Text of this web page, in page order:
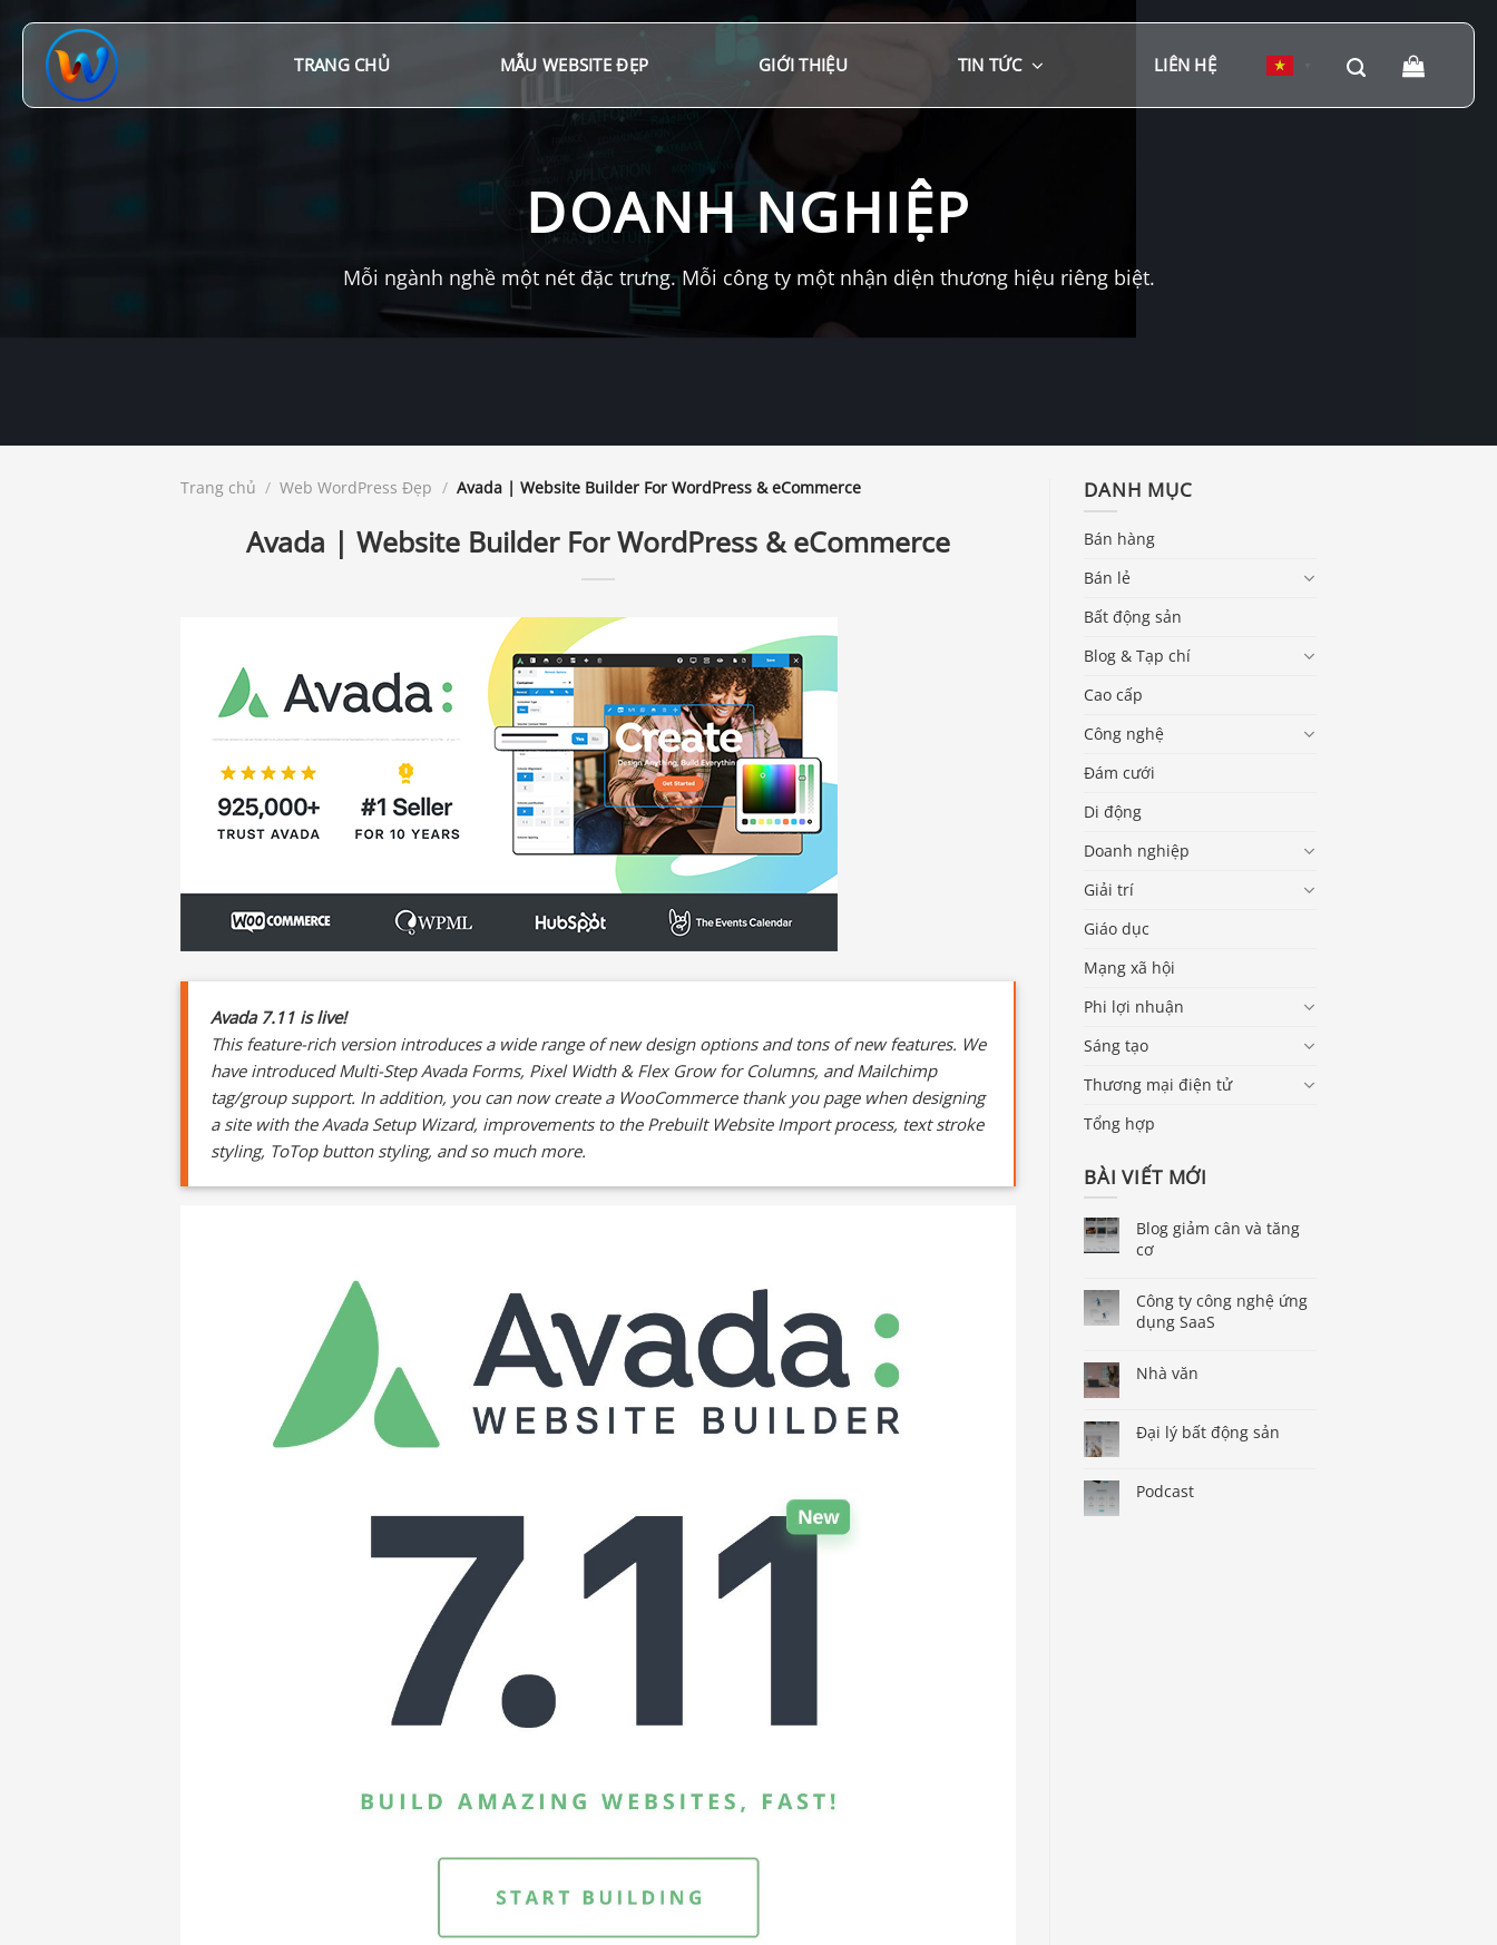
đến
TRANG CHỦ MẪU WEBSITE ĐẸP GIỚI THIỆU TIN TỨC LIÊN HỆ
DOANH NGHIỆP
Mỗi ngành nghề một nét đặc trưng. Mỗi công ty một nhận diện thương hiệu riêng biệt.
Trang chủ / Web WordPress Đẹp / Avada | Website Builder For WordPress & eCommerce
Avada | Website Builder For WordPress & eCommerce
Avada 7.11 is live!
This feature-rich version introduces a wide range of new design options and tons of new features. We
have introduced Multi-Step Avada Forms, Pixel Width & Flex Grow for Columns, and Mailchimp
tag/group support. In addition, you can now create a WooCommerce thank you page when designing
a site with the Avada Setup Wizard, improvements to the Prebuilt Website Import process, text stroke
styling, ToTop button styling, and so much more.
DANH MỤC
Bán hàng
Bán lẻ
Bất động sản
Blog & Tạp chí
Cao cấp
Công nghệ
Đám cưới
Di động
Doanh nghiệp
Giải trí
Giáo dục
Mạng xã hội
Phi lợi nhuận
Sáng tạo
Thương mại điện tử
Tổng hợp
BÀI VIẾT MỚI
Blog giảm cân và tăng
cơ
Công ty công nghệ ứng
dụng SaaS
Nhà văn
Đại lý bất động sản
Podcast